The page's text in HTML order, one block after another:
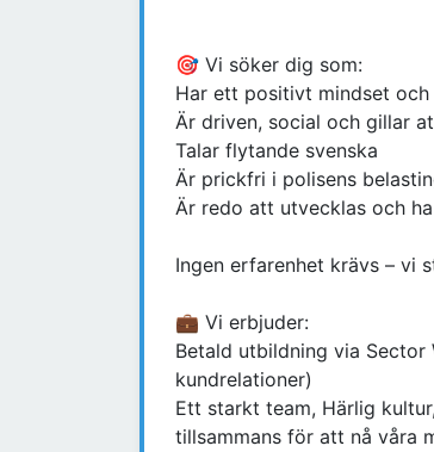
🎯 Vi söker dig som:
Har ett positivt mindset
Är driven, social och gillar
Talar flytande svenska
Är prickfri i polisens
Är redo att utvecklas och
Ingen erfarenhet krävs – vi
💼 Vi erbjuder:
Betald utbildning via
kundrelationer)
Ett starkt team, Härlig
tillsammans för att nå våra